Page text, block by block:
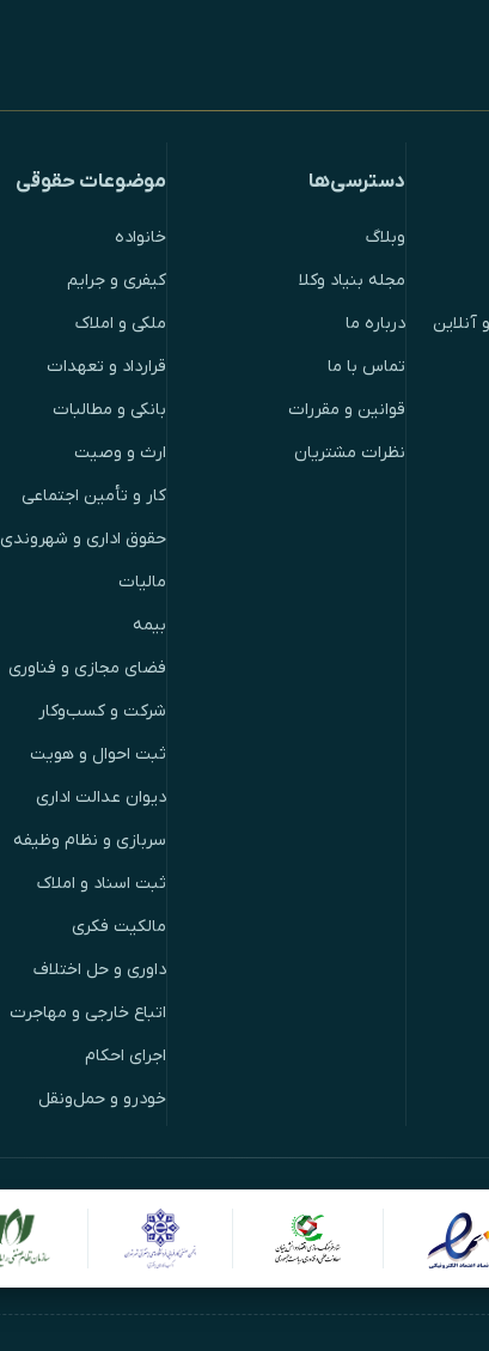
دسترسی‌ها
وبلاگ
مجله بنیاد وکلا
درباره ما
تماس با ما
قوانین و مقررات
نظرات مشتریان
موضوعات حقوقی
خانواده
کیفری و جرایم
ملکی و املاک
قرارداد و تعهدات
بانکی و مطالبات
ارث و وصیت
کار و تأمین اجتماعی
حقوق اداری و شهروندی
مالیات
بیمه
فضای مجازی و فناوری
شرکت و کسب‌وکار
ثبت احوال و هویت
دیوان عدالت اداری
سربازی و نظام وظیفه
ثبت اسناد و املاک
مالکیت فکری
داوری و حل اختلاف
اتباع خارجی و مهاجرت
اجرای احکام
خودرو و حمل‌ونقل